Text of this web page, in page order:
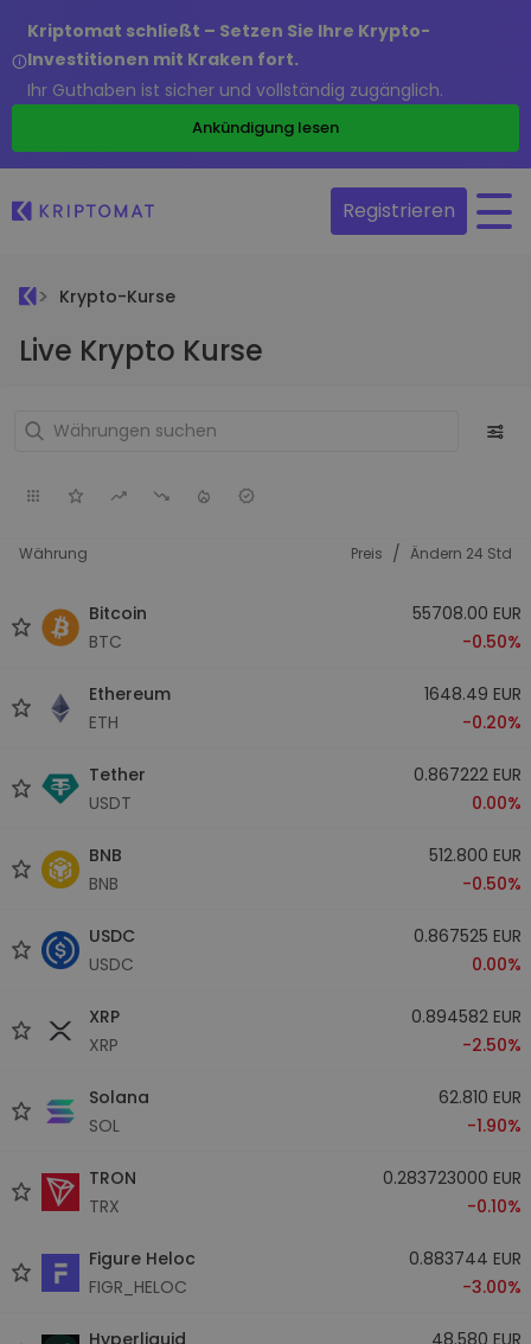
Kriptomat schließt – Setzen Sie Ihre Krypto-
Investitionen mit Kraken fort.
Ihr Guthaben ist sicher und vollständig zugänglich.
Ankündigung lesen
Registrieren
Krypto-Kurse
Live Krypto Kurse
Währung Preis / Ändern 24 Std
Bitcoin
BTC
55708.00 EUR
-0.50%
Ethereum
ETH
1648.49 EUR
-0.20%
Tether
USDT
0.867222 EUR
0.00%
BNB
BNB
512.800 EUR
-0.50%
USDC
USDC
0.867525 EUR
0.00%
XRP
XRP
0.894582 EUR
-2.50%
Solana
SOL
62.810 EUR
-1.90%
TRON
TRX
0.283723000 EUR
-0.10%
Figure Heloc
FIGR_HELOC
0.883744 EUR
-3.00%
Hyperliquid
48.580 EUR